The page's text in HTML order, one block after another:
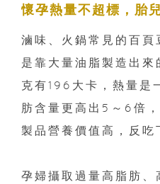
懷孕熱量不超標，胎
滷味、火鍋常見的百頁
是靠大量油脂製造出
克有196大卡，熱量是
肪含量更高出5～6倍
製品營養價值高，反吃
孕婦攝取過量高脂肪、